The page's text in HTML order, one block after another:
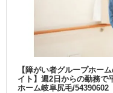
【障がい者グループホー
イト】週2日からの勤務で
ホーム岐阜尻毛/54390602